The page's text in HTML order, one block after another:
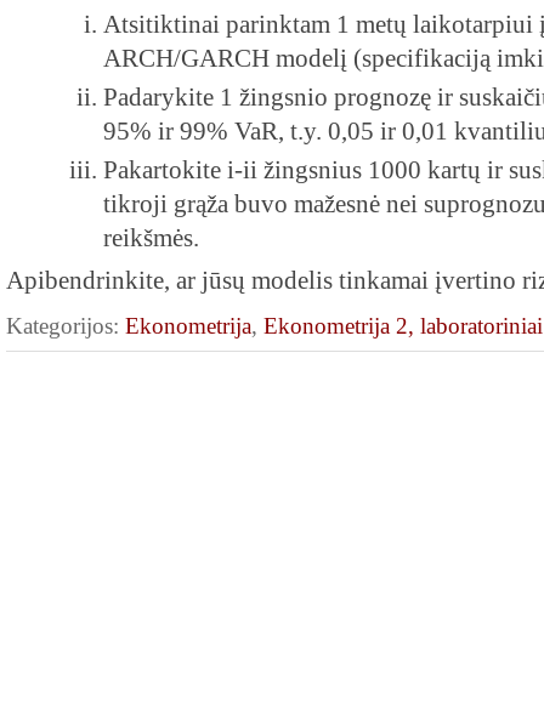
Atsitiktinai parinktam 1 metų
ARCH/GARCH modelį (specifikaciją
Padarykite 1 žingsnio prognozę ir
95% ir 99% VaR, t.y. 0,05 ir 0,01
Pakartokite i-ii žingsnius 1000 kartų ir
tikroji grąža buvo mažesnė nei
reikšmės.
Apibendrinkite, ar jūsų modelis tinkamai įvertino
Kategorijos: Ekonometrija, Ekonometrija 2, laboratoriniai